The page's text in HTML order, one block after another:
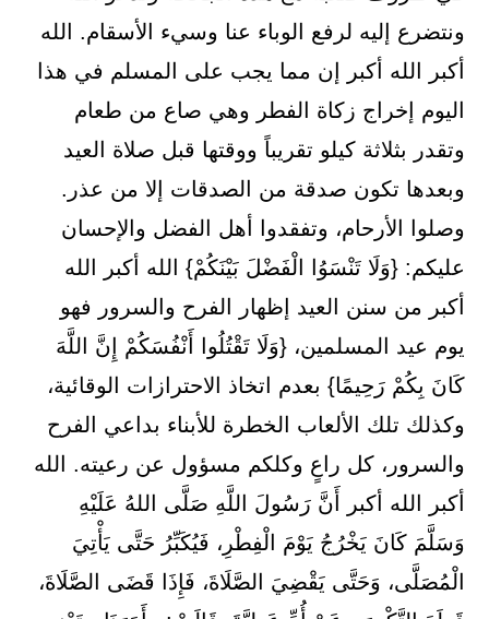
ونتضرع إليه لرفع الوباء عنا وسيء الأسقام. الله
أكبر الله أكبر إن مما يجب على المسلم في هذا
اليوم إخراج زكاة الفطر وهي صاع من طعام
وتقدر بثلاثة كيلو تقريباً ووقتها قبل صلاة العيد
وبعدها تكون صدقة من الصدقات إلا من عذر.
وصلوا الأرحام، وتفقدوا أهل الفضل والإحسان
عليكم: {وَلَا تَنْسَوُا الْفَضْلَ بَيْنَكُمْ} الله أكبر الله
أكبر من سنن العيد إظهار الفرح والسرور فهو
يوم عيد المسلمين، {وَلَا تَقْتُلُوا أَنْفُسَكُمْ إِنَّ اللَّهَ
كَانَ بِكُمْ رَحِيمًا} بعدم اتخاذ الاحترازات الوقائية،
وكذلك تلك الألعاب الخطرة للأبناء بداعي الفرح
والسرور، كل راعٍ وكلكم مسؤول عن رعيته. الله
أكبر الله أكبر أَنَّ رَسُولَ اللَّهِ صَلَّى اللهُ عَلَيْهِ
وَسَلَّمَ كَانَ ‌يَخْرُجُ ‌يَوْمَ ‌الْفِطْرِ، فَيُكَبِّرُ حَتَّى يَأْتِيَ
الْمُصَلَّى، وَحَتَّى يَقْضِيَ الصَّلَاةَ، فَإِذَا قَضَى الصَّلَاةَ،